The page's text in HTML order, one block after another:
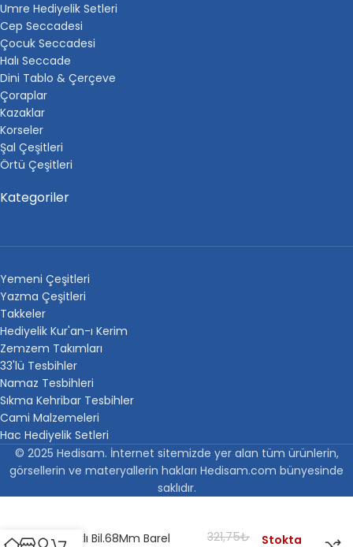
Umre Hediyelik Setleri
Cep Seccadesi
Çocuk Seccadesi
Halı Seccade
Dini Tablo & Çerçeve
Çoraplar
Kazaklar
Korseler
Şal Çeşitleri
Örtü Çeşitleri
Kategoriler
Yemeni Çeşitleri
Yazma Çeşitleri
Takkeler
Hediyelik Kur'an-ı Kerim
Zemzem Takımları
33'lü Tesbihler
Namaz Tesbihleri
Sıkma Kehribar Tesbihler
Cami Malzemeleri
Hac Hediyelik Setleri
© 2025 Hedisam. İnternet sitemizde yer alan tüm ürünlerin,
görsellerin ve materyallerin hakları Hedisam.com bünyesinde
saklıdır.
Tuzaklı Bil.68Mm Barel
321,75₺
Stokta